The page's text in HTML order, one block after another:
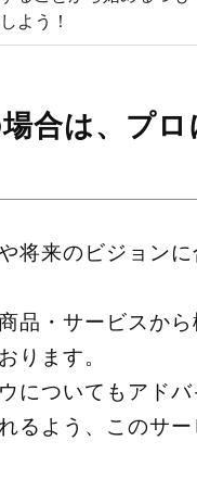
よう！
合は、プ
将来のビジョン
品・サービスか
ります。
についてもアド
るよう、このサ